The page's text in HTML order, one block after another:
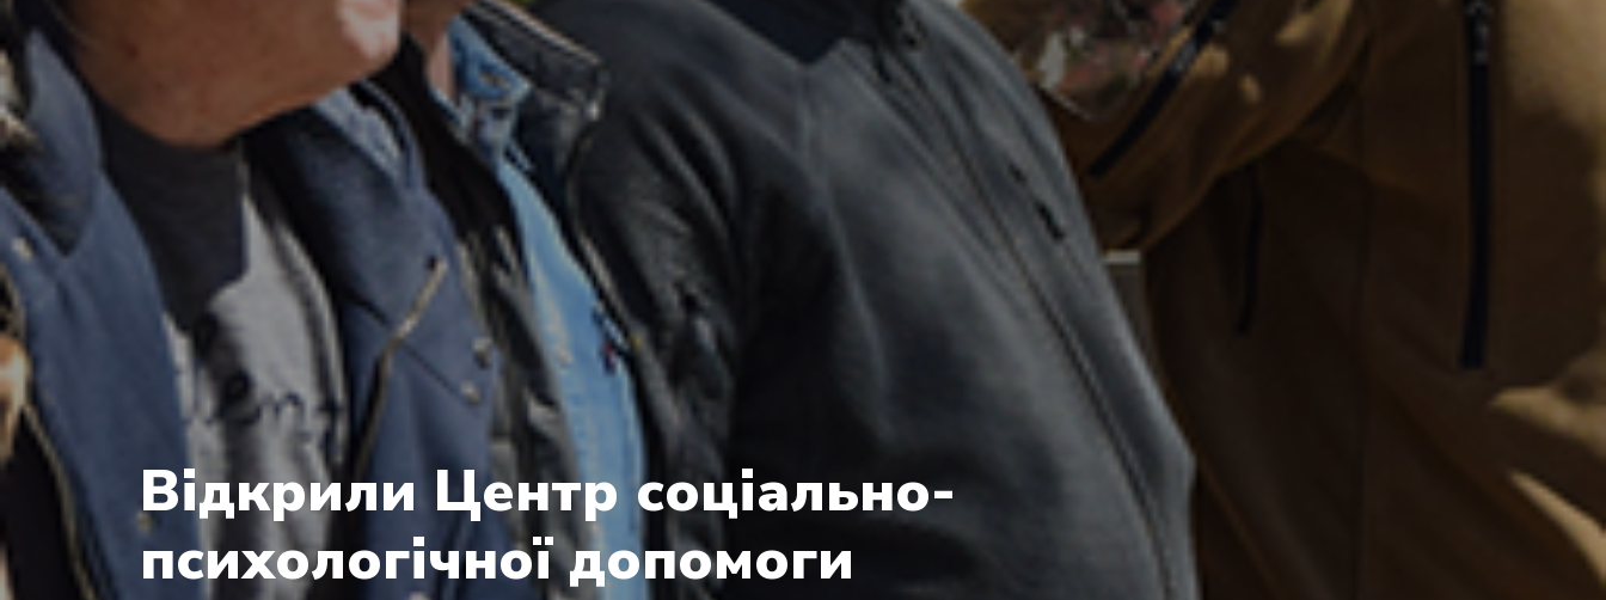
Відкрили Центр соціально-
психологічної допомоги